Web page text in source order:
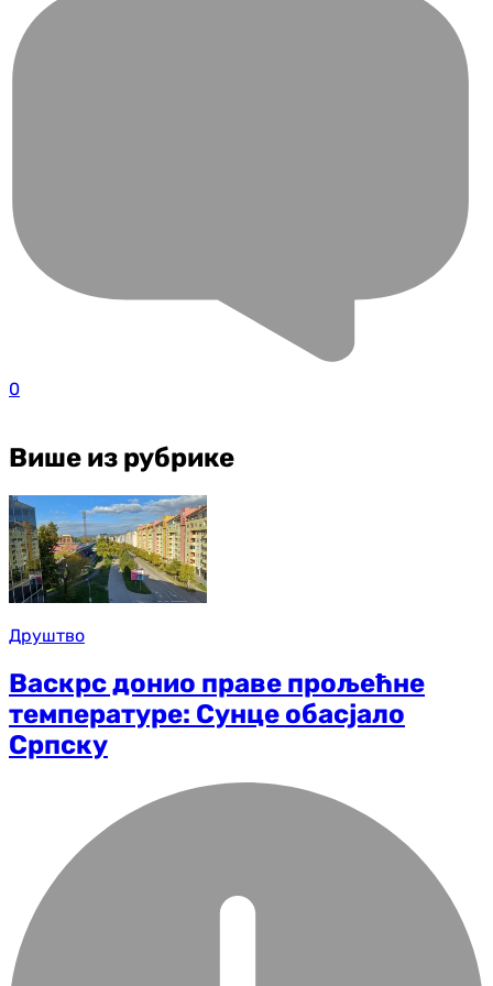
0
Више из рубрике
Друштво
Васкрс донио праве прољећне
температуре: Сунце обасјало
Српску